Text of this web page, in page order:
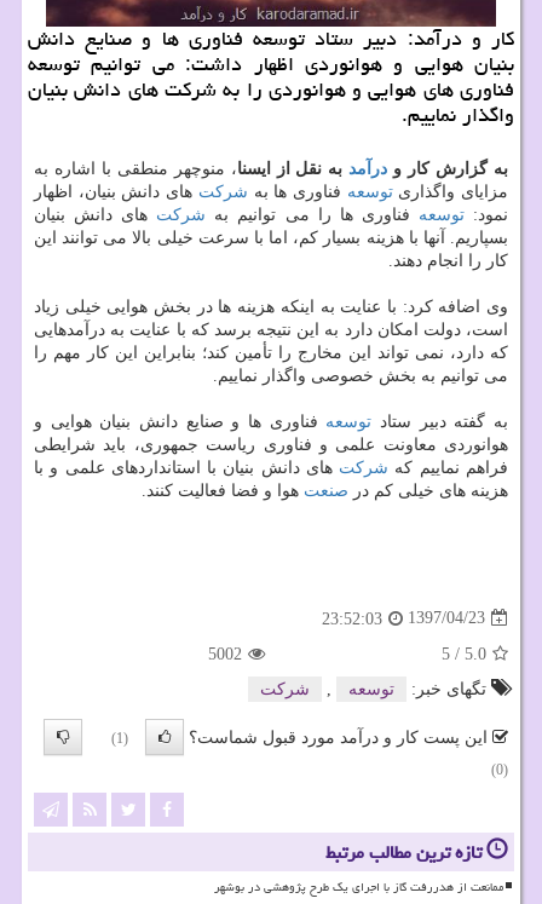
بنیان هوایی و هوانوردی اظهار داشت: می توانیم توسعه
فناوری های هوایی و هوانوردی را به شركت های دانش بنیان
واگذار نماییم.
به گزارش كار و درآمدبه نقل از ایسنا، منوچهر منطقی با اشاره به
مزایای واگذاریتوسعه فناوری ها به شركت های دانش بنیان، اظهار
نمود:توسعه فناوری ها را می توانیم به شركت های دانش بنیان
بسپاریم. آنها با هزینه بسیار كم، اما با سرعت خیلی بالا می توانند این
كار را انجام دهند.
وی اضافه كرد: با عنایت به اینكه هزینه ها در بخش هوایی خیلی زیاد
است، دولت امكان دارد به این نتیجه برسد كه با عنایت به درآمدهایی
كه دارد، نمی تواند این مخارج را تأمین كند؛ بنابراین این كار مهم را
می توانیم به بخش خصوصی واگذار نماییم.
به گفته دبیر ستاد توسعه
فناوری ها و صنایع دانش‎ بنیان هوایی و
هوانوردی معاونت علمی و فناوری ریاست جمهوری، باید شرایطی
فراهم نماییم كه شركت های دانش بنیان با استانداردهای علمی و با
هزینه های خیلی كم در صنعت هوا و فضا فعالیت كنند.
1397/04/23
23:52:03
5.0
/
5
5002
تگهای خبر:
توسعه , شركت
این پست کار و درآمد مورد قبول شماست؟
(1)
(0)
تازه ترین مطالب مرتبط
ممانعت از هدررفت گاز با اجرای یک طرح پژوهشی در بوشهر